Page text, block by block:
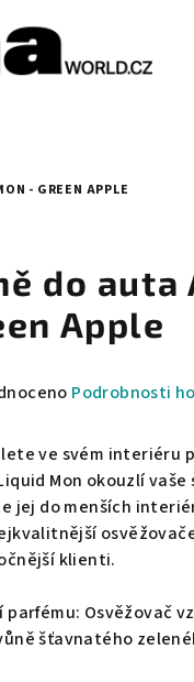
- GREEN APPLE
do auta
Apple
Podrobnosti
ve svém interiéru
Mon okouzlí
jej do menších
klienti.
Osvěžovač
šťavnatého